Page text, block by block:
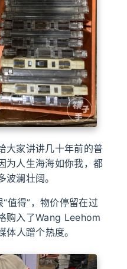
大家讲讲几十年前的普
为人生海海如你我，都
澜壮阔。
值得”，物价停留在过
购入了Wang Leehom
人蹭个热度。